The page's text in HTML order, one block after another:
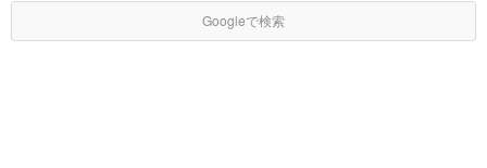
Googleで検索